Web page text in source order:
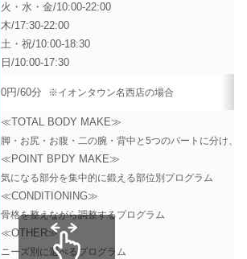
火・水・金/10:00-22:00
木/17:30-22:00
土・祝/10:00-18:30
日/10:00-17:30
0円/60分 ※イオンタウン名西店の場合
≪TOTAL BODY MAKE≫
脚・お尻・お腹・二の腕・背中と5つのパートに分け、
≪POINT BPDY MAKE≫
気になる部分を集中的に鍛える部位別プログラム
≪CONDITIONING≫
骨格を整えながら調整するプログラム
≪OTHER≫
ニーズ別に選べるプログラム